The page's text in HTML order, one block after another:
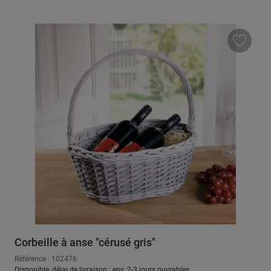
Corbeille à anse "cérusé gris"
Référence : 102476